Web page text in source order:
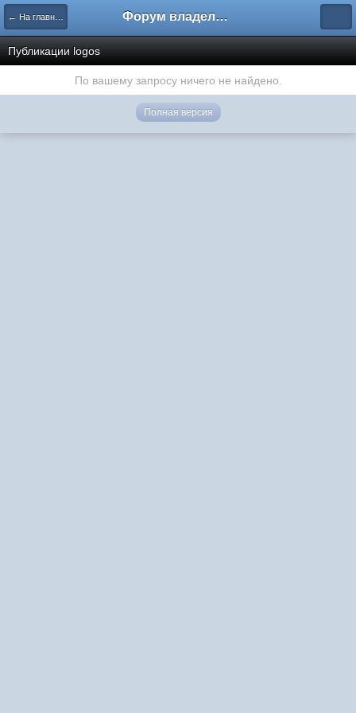
← На главную Форум владельцев интернет-магазинов
Публикации logos
По вашему запросу ничего не найдено.
Полная версия